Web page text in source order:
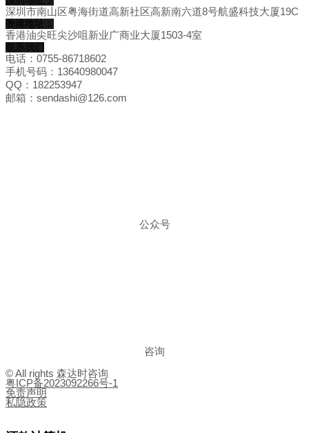
深圳市南山区粤海街道高新社区高新南六道8号航盛科技大厦19C
香港油尖旺尖沙咀新业广商业大厦1503-4室
电话：0755-86718602
手机号码：13640980047
QQ：182253947
邮箱：sendashi@126.com
公众号
咨询
© All rights 森达时咨询
粤ICP备2023092266号-1
免责声明
私隐政策